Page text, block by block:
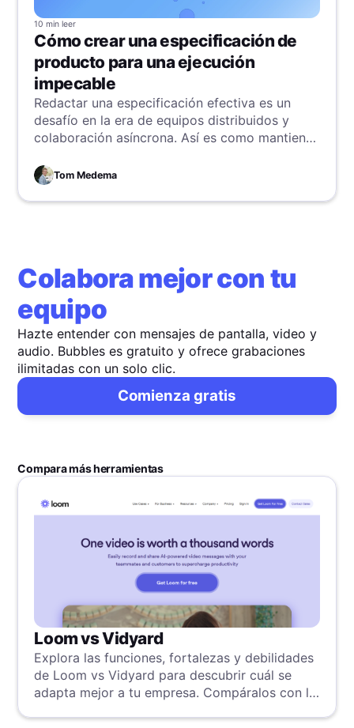
10 min leer
Cómo crear una especificación de
producto para una ejecución
impecable
Redactar una especificación efectiva es un
desafío en la era de equipos distribuidos y
colaboración asíncrona. Así es como mantienes
Tom Medema
Colabora mejor con tu
equipo
Hazte entender con mensajes de pantalla, video y
audio. Bubbles es gratuito y ofrece grabaciones
ilimitadas con un solo clic.
Comienza gratis
Compara más herramientas
Loom vs Vidyard
Explora las funciones, fortalezas y debilidades
de Loom vs Vidyard para descubrir cuál se
adapta mejor a tu empresa. Compáralos con la